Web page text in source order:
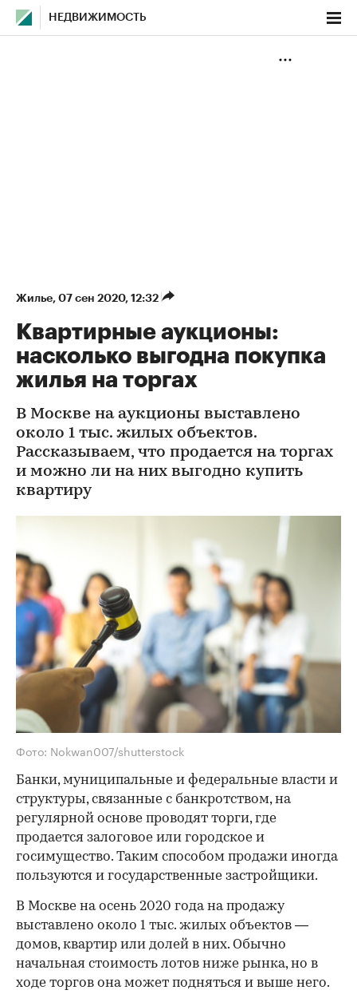
НЕДВИЖИМОСТЬ
Жилье⁠, 07 сен 2020, 12:32
Квартирные аукционы:
насколько выгодна покупка
жилья на торгах
В Москве на аукционы выставлено
около 1 тыс. жилых объектов.
Рассказываем, что продается на торгах
и можно ли на них выгодно купить
квартиру
Фото: Nokwan007/shutterstock
Банки, муниципальные и федеральные власти и
структуры, связанные с банкротством, на
регулярной основе проводят торги, где
продается залоговое или городское и
госимущество. Таким способом продажи иногда
пользуются и государственные застройщики.
В Москве на осень 2020 года на продажу
выставлено около 1 тыс. жилых объектов —
домов, квартир или долей в них. Обычно
начальная стоимость лотов ниже рынка, но в
ходе торгов она может подняться и выше него.